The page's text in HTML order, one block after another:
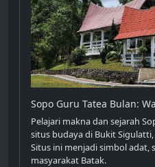
Sopo Guru Tatea Bulan:
Pelajari makna dan sejarah
situs budaya di Bukit
Situs ini menjadi simbol adat,
masyarakat Batak.